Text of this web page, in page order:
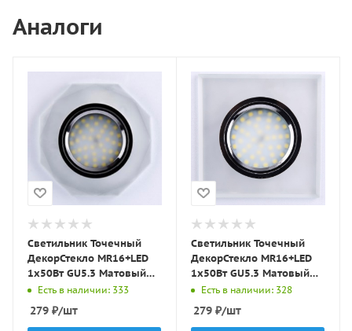
Аналоги
Светильник Точечный
ДекорСтекло MR16+LED
1х50Вт GU5.3 Матовый
D90х10мм IP20 D0801
Есть в наличии: 333
279 ₽/шт
Светильник Точечный
ДекорСтекло MR16+LED
1х50Вт GU5.3 Матовый
90х90х10мм IP20 D0001
Есть в наличии: 328
279 ₽/шт